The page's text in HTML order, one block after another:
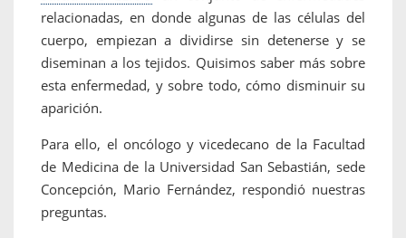
relacionadas, en donde algunas de las células del
cuerpo, empiezan a dividirse sin detenerse y se
diseminan a los tejidos. Quisimos saber más sobre
esta enfermedad, y sobre todo, cómo disminuir su
aparición.
Para ello, el oncólogo y vicedecano de la Facultad
de Medicina de la Universidad San Sebastián, sede
Concepción, Mario Fernández, respondió nuestras
preguntas.